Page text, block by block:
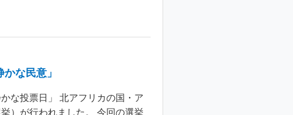
な民意」
な投票日」 北アフリカの国・ア
）が行われました。 今回の選挙